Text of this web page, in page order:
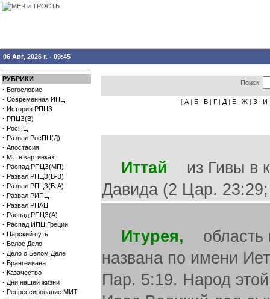
06 Авг, 2026 г. - 09:45
РУБРИКИ
· Богословие
· Современная ИПЦ
· История РПЦЗ
· РПЦЗ(В)
· РосПЦ
· Развал РосПЦ(Д)
· Апостасия
· МП в картинках
· Распад РПЦЗ(МП)
· Развал РПЦЗ(В-В)
· Развал РПЦЗ(В-А)
· Развал РИПЦ
· Развал РПАЦ
· Распад РПЦЗ(А)
· Распад ИПЦ Греции
· Царский путь
· Белое Дело
· Дело о Белом Деле
· Врангелиана
· Казачество
· Дни нашей жизни
· Репрессирование МИТ
Поиск
[ А | Б | В | Г | Д | Е | Ж | З | И
Иттай из Гивы в
Давида (2 Цар.
Итурея, область
названа по имени
Пар. 5:19. Народ